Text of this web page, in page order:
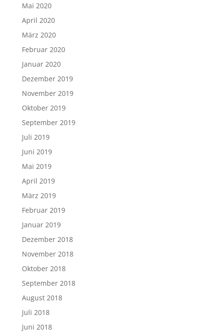
Mai 2020
April 2020
März 2020
Februar 2020
Januar 2020
Dezember 2019
November 2019
Oktober 2019
September 2019
Juli 2019
Juni 2019
Mai 2019
April 2019
März 2019
Februar 2019
Januar 2019
Dezember 2018
November 2018
Oktober 2018
September 2018
August 2018
Juli 2018
Juni 2018